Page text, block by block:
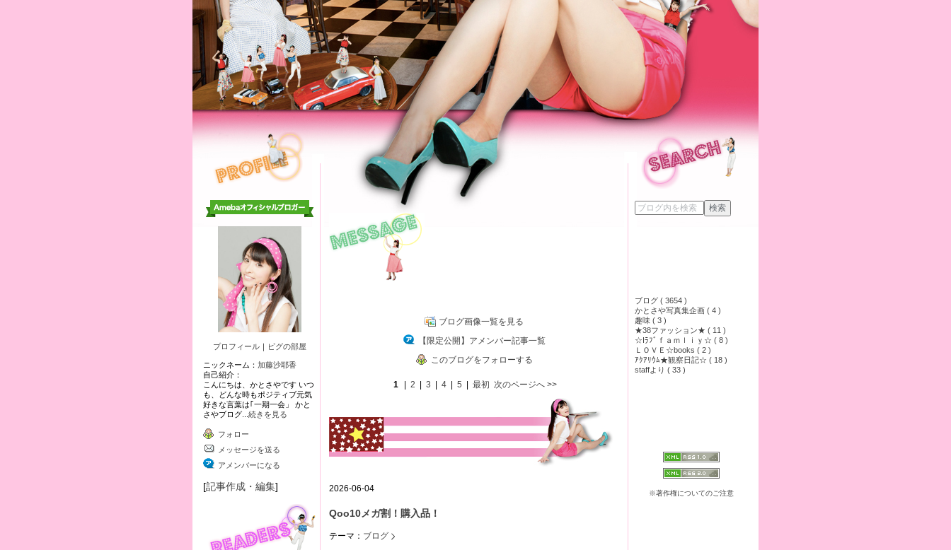
プロフィール ｜ ピグの部屋
ニックネーム： 加藤沙耶香
自己紹介：
こんにちは、かとさやです いつ
も、どんな時もポジティブ元気
好きな言葉は｢一期一会」 かと
さやブログ... 続きを見る
フォロー
メッセージを送る
アメンバーになる
[記事作成・編集]
ブログ画像一覧を見る
【限定公開】アメンバー記事一覧
このブログをフォローする
1 2 3 4 5 最初 次のページへ>>
2026-06-04
Qoo10メガ割！購入品！
テーマ： ブログ
ブログ ( 3654 )
かとさや写真集企画 ( 4 )
趣味 ( 3 )
★38ファッション★ ( 11 )
☆Iﾗﾌﾞｆａｍｌｉｙ☆ ( 8 )
ＬＯＶＥ☆books ( 2 )
ｱｸｱﾘｳﾑ★観察日記☆ ( 18 )
staffより ( 33 )
※著作権についてのご注意